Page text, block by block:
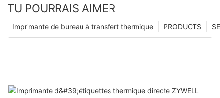
TU POURRAIS AIMER
PRODUCTS
Imprimante de bureau à transfert thermique